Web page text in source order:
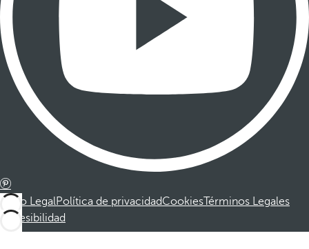
Aviso LegalPolítica de privacidadCookiesTérminos Legales
Accesibilidad